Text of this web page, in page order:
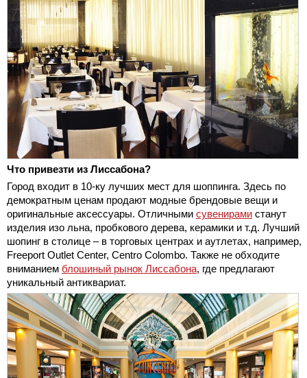
Что привезти из Лиссабона?
Город входит в 10-ку лучших мест для шоппинга. Здесь по
демократным ценам продают модные брендовые вещи и
оригинальные аксессуары. Отличными сувенирами станут
изделия изо льна, пробкового дерева, керамики и т.д. Лучший
шопинг в столице – в торговых центрах и аутлетах, например,
Freeport Outlet Center, Centro Colombo. Также не обходите
вниманием блошиный рынок Лиссабона, где предлагают
уникальный антиквариат.